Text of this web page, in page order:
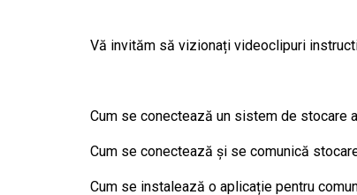
Vă invităm să vizionați videoclipuri
Cum se conectează un sistem de stocare
Cum se conectează și se comunică
Cum se instalează o aplicație pentru